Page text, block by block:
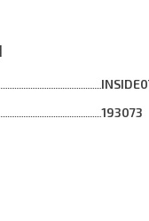
193073